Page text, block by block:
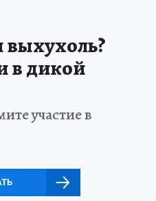
выхухоль?
в дикой
участие в